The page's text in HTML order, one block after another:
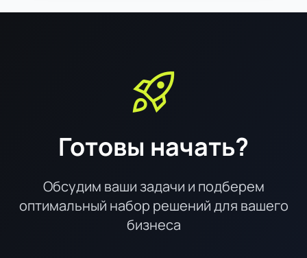
rocket_launch
Готовы начать?
Обсудим ваши задачи и подберем
оптимальный набор решений для вашего
бизнеса